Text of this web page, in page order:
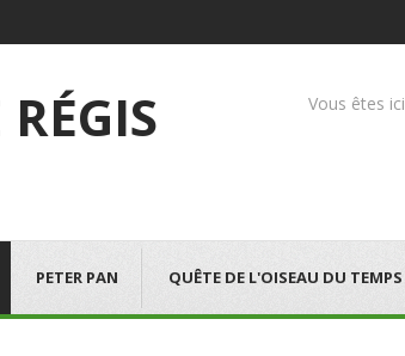
Vous êtes ici
PETER PAN QUÊTE DE L'OISEAU DU TEMPS